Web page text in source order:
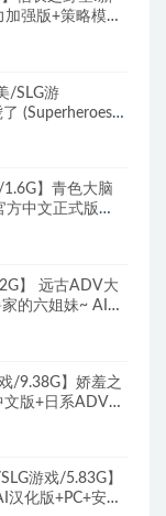
强版+策略模拟
/SLG游
(Superheroes
1.6G】青色大脑
方中文正式版
】 远古ADV大
的六姐妹~ AI汉
/9.38G】娇羞之
版+日系ADV游
游戏/5.83G】
化版+PC+安卓